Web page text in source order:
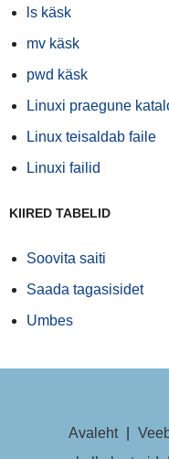
ls käsk
mv käsk
pwd käsk
Linuxi praegune
Linux teisaldab faile
Linuxi failid
KIIRED TABELID
Soovita saiti
Saada tagasisidet
Umbes
Avaleht